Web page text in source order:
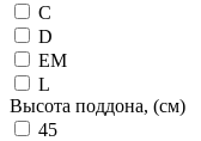
C
D
EM
L
Высота поддона, (см)
45